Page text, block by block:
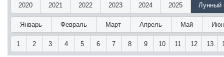
2020 2021 2022 2023 2024 2025 Лунный
Январь Февраль Март Апрель Май
1 2 3 4 5 6 7 8 9 10 11 12 13